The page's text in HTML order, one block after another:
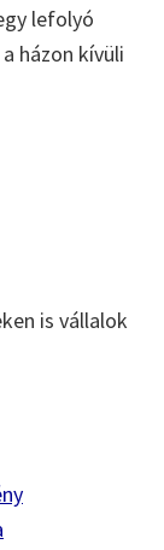
lefolyó
házon kívüli
is vállalok